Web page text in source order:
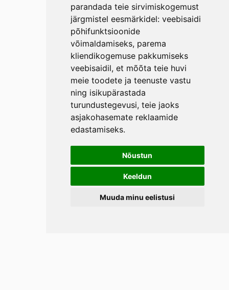
parandada teie sirvimiskogemust
järgmistel eesmärkidel: veebisaidi
põhifunktsioonide
võimaldamiseks, parema
kliendikogemuse pakkumiseks
veebisaidil, et mõõta teie huvi
meie toodete ja teenuste vastu
ning isikupärastada
turundustegevusi, teie jaoks
asjakohasemate reklaamide
edastamiseks.
Nõustun
Keeldun
Muuda minu eelistusi